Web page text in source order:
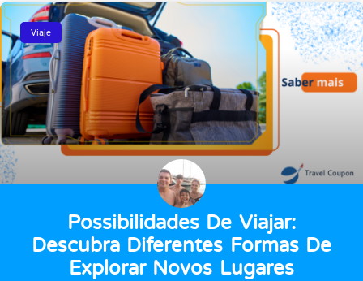
Viaje
Possibilidades De Viajar:
Descubra Diferentes Formas De
Explorar Novos Lugares